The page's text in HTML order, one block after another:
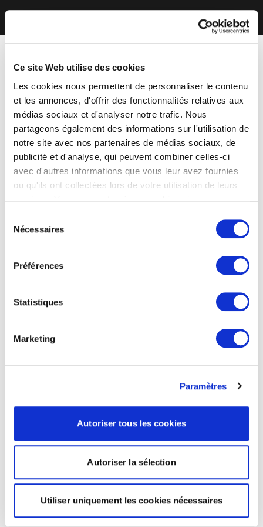
Ce site Web utilise des cookies
Les cookies nous permettent de personnaliser le contenu
et les annonces, d'offrir des fonctionnalités relatives aux
médias sociaux et d'analyser notre trafic. Nous
partageons également des informations sur l'utilisation de
notre site avec nos partenaires de médias sociaux, de
publicité et d'analyse, qui peuvent combiner celles-ci
avec d'autres informations que vous leur avez fournies
ou qu'ils ont collectées lors de votre utilisation de leurs
Nécessaires
Préférences
Statistiques
Marketing
Paramètres
Autoriser tous les cookies
Autoriser la sélection
Utiliser uniquement les cookies nécessaires